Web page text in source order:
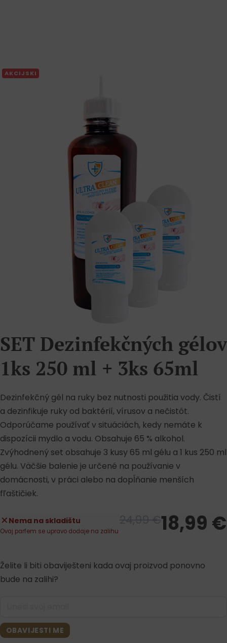
AKCIJSKI
SET Dezinfekčných gélov
1ks 250 ml + 3ks 65ml
Dezinfekčný gél na ruky bez nutnosti použitia vody. Čistí
a dezinfikuje ruky od baktérií, vírusov a nečistôt.
Odporúčame používať v situáciách, kedy nemáte k
dispozícii mydlo a vodu. Obsahuje 65 % alkohol.
Zvýhodnený set obsahuje 3 kusy 65 ml gélu a 1 kus 250 ml
gélu. Väčšie balenie je určené na používanie v
domácnosti, v práci alebo na dopĺňanie menších
fľaštičiek.
Nema na skladištu
Ovaj parfem se upravo dodaje na zalihu 18,99 €
Želite li biti obaviješteni kada ovaj proizvod ponovno
bude na zalihi?
OBAVIJESTI ME